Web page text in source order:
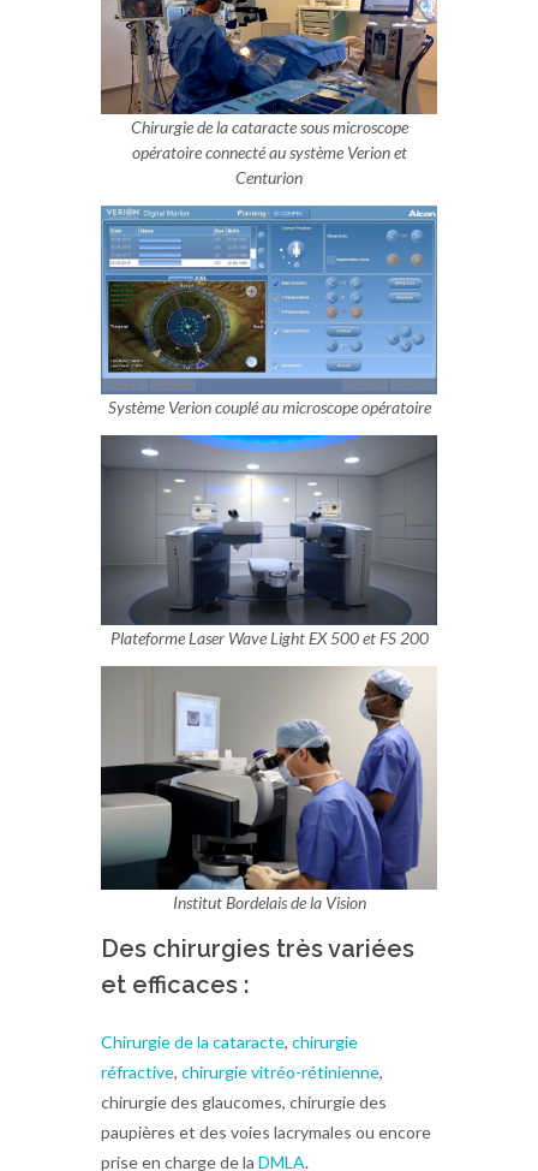
Chirurgie de la cataracte sous microscope
opératoire connecté au système Verion et
Centurion
Système Verion couplé au microscope opératoire
Plateforme Laser Wave Light EX 500 et FS 200
Institut Bordelais de la Vision
Des chirurgies très variées
et efficaces :
Chirurgie de la cataracte, chirurgie
réfractive, chirurgie vitréo-rétinienne,
chirurgie des glaucomes, chirurgie des
paupières et des voies lacrymales ou encore
prise en charge de la DMLA.